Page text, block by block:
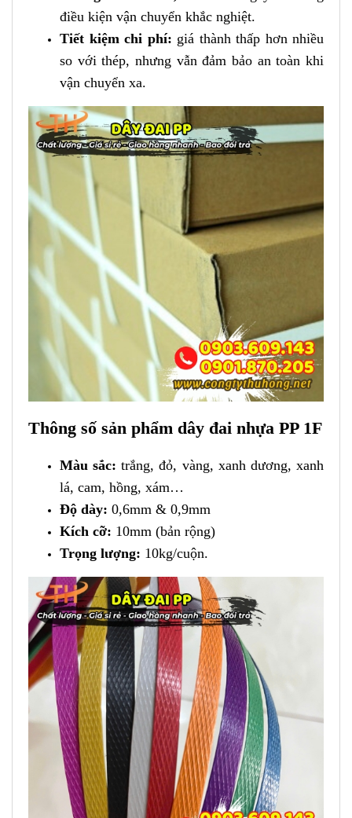
điều kiện vận chuyển khắc nghiệt.
Tiết kiệm chi phí: giá thành thấp hơn nhiều
so với thép, nhưng vẫn đảm bảo an toàn khi
vận chuyển xa.
Thông số sản phẩm dây đai nhựa PP 1F
Màu sắc: trắng, đỏ, vàng, xanh dương, xanh
lá, cam, hồng, xám…
Độ dày: 0,6mm & 0,9mm
Kích cỡ: 10mm (bản rộng)
Trọng lượng: 10kg/cuộn.